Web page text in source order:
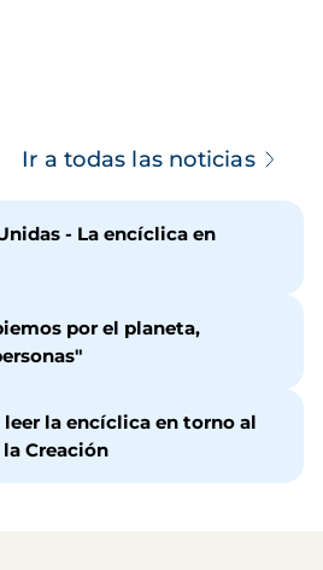
Ir a todas las noticias
- La encíclica en
por el planeta,
leer la encíclica en torno al
Creación